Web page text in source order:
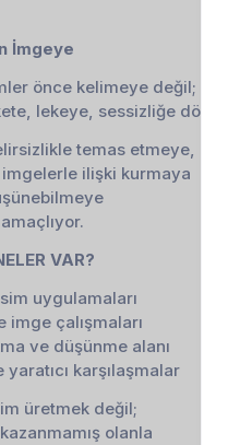
İmgeye
önce kelimeye değil;
lekeye, sessizliğe dönüşür.
temas etmeye,
imgelerle ilişki kurmaya
VAR?
uygulamaları
imge çalışmaları
ve düşünme alanı
karşılaşmalar
üretmek değil;
olanla